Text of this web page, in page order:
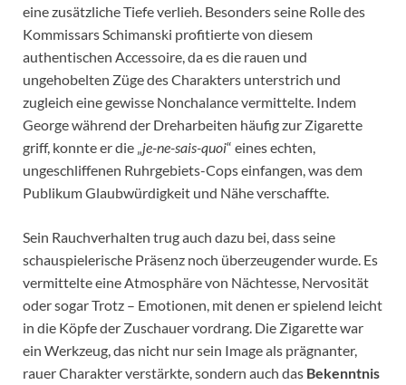
eine zusätzliche Tiefe verlieh. Besonders seine Rolle des
Kommissars Schimanski profitierte von diesem
authentischen Accessoire, da es die rauen und
ungehobelten Züge des Charakters unterstrich und
zugleich eine gewisse Nonchalance vermittelte. Indem
George während der Dreharbeiten häufig zur Zigarette
griff, konnte er die „ je-ne-sais-quoi“ eines echten,
ungeschliffenen Ruhrgebiets-Cops einfangen, was dem
Publikum Glaubwürdigkeit und Nähe verschaffte.
Sein Rauchverhalten trug auch dazu bei, dass seine
schauspielerische Präsenz noch überzeugender wurde. Es
vermittelte eine Atmosphäre von Nächtesse, Nervosität
oder sogar Trotz – Emotionen, mit denen er spielend leicht
in die Köpfe der Zuschauer vordrang. Die Zigarette war
ein Werkzeug, das nicht nur sein Image als prägnanter,
rauer Charakter verstärkte, sondern auch das Bekenntnis